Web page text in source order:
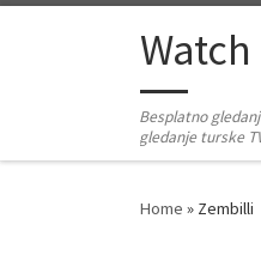
Skip to content
Besplatno
gledanje turske
Home » Zembilli